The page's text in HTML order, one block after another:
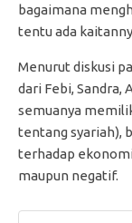
bagaimana
tentu ada
Menurut diskusi
dari Febi, Sandra,
semuanya
tentang syariah),
terhadap
maupun negatif.